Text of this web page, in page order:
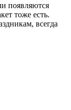
появляются
тоже есть.
всегда